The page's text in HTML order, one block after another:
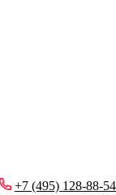
+7 (495) 128-88-54